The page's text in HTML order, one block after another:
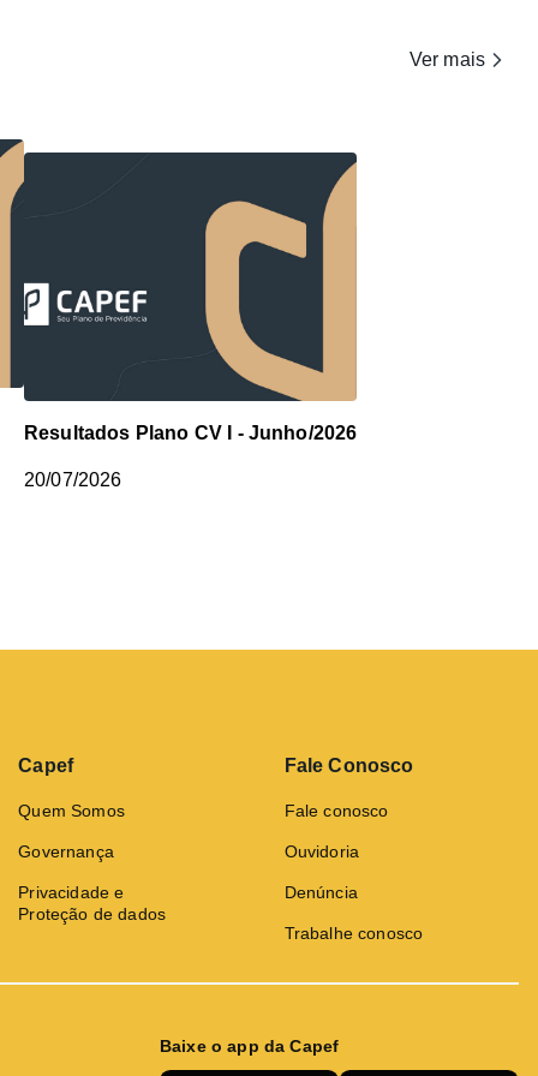
Ver mais
Resultados Plano CV I - Junho/2026
20/07/2026
Capef
Quem Somos
Governança
Privacidade e
Proteção de dados
Fale Conosco
Fale conosco
Ouvidoria
Denúncia
Trabalhe conosco
Baixe o app da Capef